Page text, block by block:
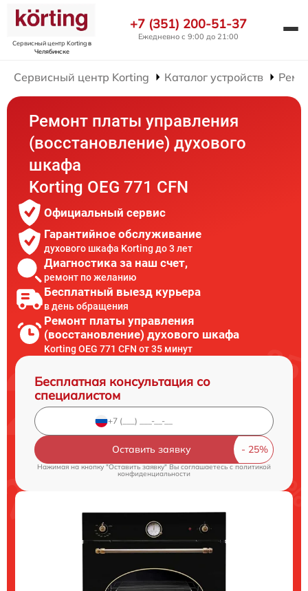
Сервисный центр Kortingв
Челябинске
+7 (351) 200-51-37
Ежедневно с 9:00 до 21:00
Сервисный центр Korting Каталог устройств
Ремонт платы управления
(восстановление) духового
шкафа
Korting OEG 771 CFN
Официальный сервис
Гарантийное обслуживание
духового шкафа Korting до 3 лет
Диагностика за наш счет,
ремонт по желанию
Бесплатный выезд курьера
в день обращения
Ремонт платы управления
(восстановление) духового шкафа
Korting OEG 771 CFN от 35 минут
Бесплатная консультация со
специалистом
Оставить заявку
Нажимая на кнопку "Оставить заявку" Вы соглашаетесь cполитикой
конфиденциальности